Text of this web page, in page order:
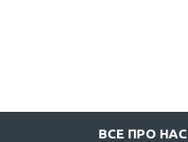
ВСЕ ПРО НАС